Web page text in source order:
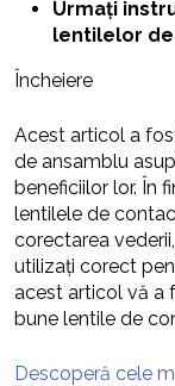
Urmați
lentilelor
Încheiere
Acest articol a
de ansamblu
beneficiilor lor. În
lentilele de
corectarea
utilizați corect
acest articol vă a
bune lentile de
Descoperă cele